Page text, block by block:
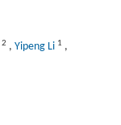
2 , Yipeng Li 1 ,